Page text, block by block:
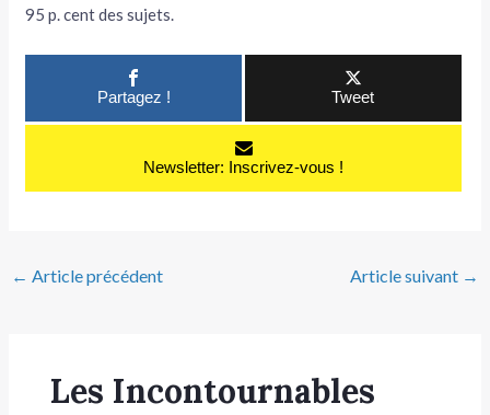
95 p. cent des sujets.
Partagez ! Tweet
Newsletter: Inscrivez-vous !
← Article précédent Article suivant →
Les Incontournables